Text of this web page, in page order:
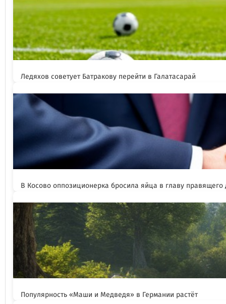
Ледяхов советует Батракову перейти в Галатасарай
В Косово оппозиционерка бросила яйца в главу
Популярность «Маши и Медведя» в Германии растёт